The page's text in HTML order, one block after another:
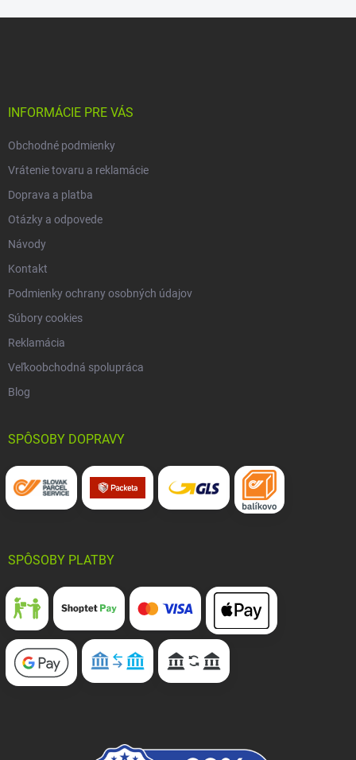
INFORMÁCIE PRE VÁS
Obchodné podmienky
Vrátenie tovaru a reklamácie
Doprava a platba
Otázky a odpovede
Návody
Kontakt
Podmienky ochrany osobných údajov
Súbory cookies
Reklamácia
Veľkoobchodná spolupráca
Blog
SPÔSOBY DOPRAVY
SPÔSOBY PLATBY